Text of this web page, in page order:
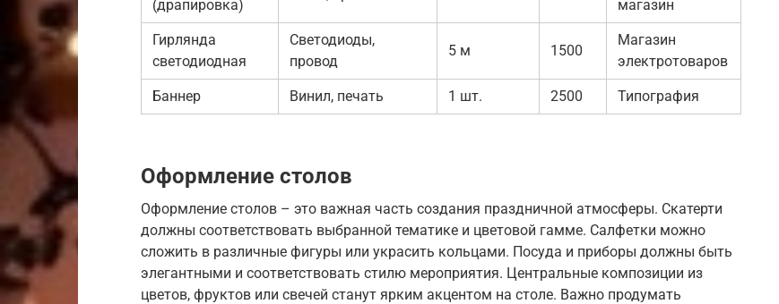
(драпировка)
магазин
Гирлянда
светодиодная
Светодиоды,
провод
5 м 1500
Магазин
электротоваров
Баннер Винил, печать 1 шт. 2500 Типография
Оформление столов
Оформление столов – это важная часть создания праздничной атмосферы. Скатерти
должны соответствовать выбранной тематике и цветовой гамме. Салфетки можно
сложить в различные фигуры или украсить кольцами. Посуда и приборы должны быть
элегантными и соответствовать стилю мероприятия. Центральные композиции из
цветов, фруктов или свечей станут ярким акцентом на столе. Важно продумать